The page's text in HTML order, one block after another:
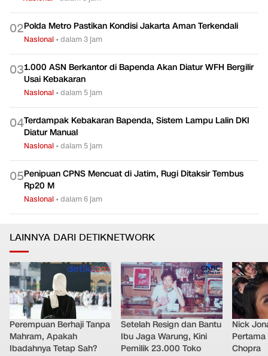
02Polda Metro Pastikan Kondisi Jakarta Aman Terkendali
Nasional •dalam 3 jam
031.000 ASN Berkantor di Bapenda Akan Diatur WFH Bergilir
Usai Kebakaran
Nasional •dalam 5 jam
04Terdampak Kebakaran Bapenda, Sistem Lampu Lalin DKI
Diatur Manual
Nasional •dalam 5 jam
05Penipuan CPNS Mencuat di Jatim, Rugi Ditaksir Tembus
Rp20 M
Nasional •dalam 6 jam
LAINNYA DARI DETIKNETWORK
Perempuan Berhaji Tanpa
Mahram, Apakah
Ibadahnya Tetap Sah?
Setelah Resign dan Bantu
Ibu Jaga Warung, Kini
Pemilik 23.000 Toko
Nick
Chopra